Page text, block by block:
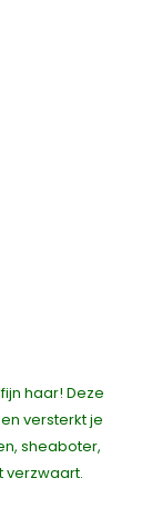
haar! Deze
versterkt je
sheaboter,
verzwaart.